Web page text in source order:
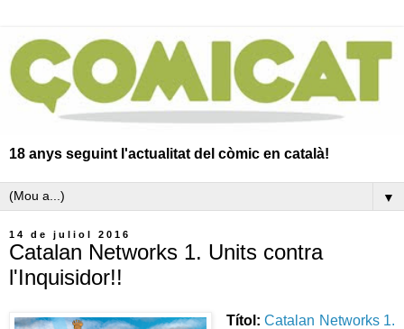
18 anys seguint l'actualitat del còmic en català!
▼
14 de juliol 2016
Catalan Networks 1. Units contra
l'Inquisidor!!
Títol: Catalan Networks 1.